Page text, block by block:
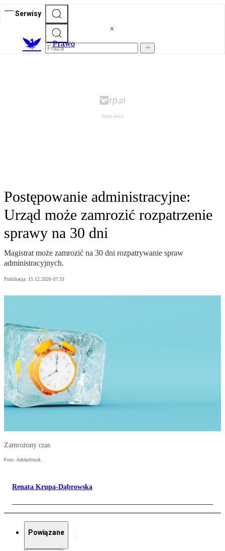
Serwisy
Prawo
Postępowanie administracyjne:
Urząd może zamrozić rozpatrzenie
sprawy na 30 dni
Magistrat może zamrozić na 30 dni rozpatrywanie spraw
administracyjnych.
Publikacja: 15.12.2020 07:33
Zamrożony czas
Foto: AdobeStock
Renata Krupa-Dąbrowska
Powiązane